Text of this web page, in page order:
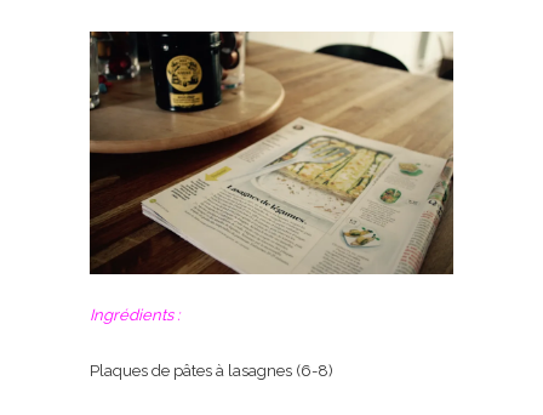
Ingrédients :
Plaques de pâtes à lasagnes (6-8)